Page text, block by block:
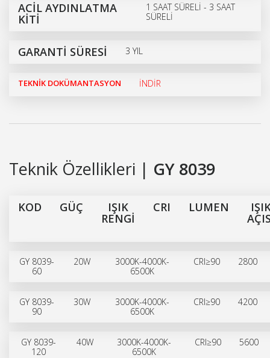
ACİL AYDINLATMA
KİTİ
1 SAAT SÜRELİ - 3 SAAT
SÜRELİ
GARANTİ SÜRESİ 3 YIL
TEKNİK DOKÜMANTASYON İNDİR
Teknik Özellikleri | GY 8039
KOD GÜÇ IŞIK
RENGİ
CRI LUMEN
GY 8039-
60
20W
3000K-4000K-
6500K
CRI≥90 2800
GY 8039-
90
30W
3000K-4000K-
6500K
CRI≥90 4200
GY 8039-
120
40W
3000K-4000K-
6500K
CRI≥90 5600